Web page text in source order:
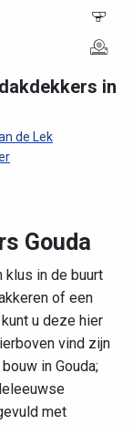
in
de Lek
Gouda
klus in de buurt
of een
u deze hier
vind zijn
in Gouda;
met